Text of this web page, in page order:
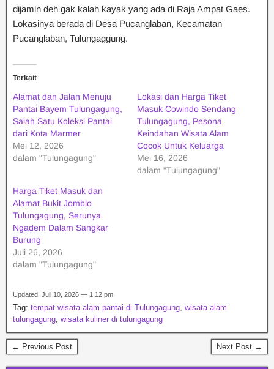
dijamin deh gak kalah kayak yang ada di Raja Ampat Gaes.
Lokasinya berada di Desa Pucanglaban, Kecamatan
Pucanglaban, Tulungaggung.
Terkait
Alamat dan Jalan Menuju
Pantai Bayem Tulungagung,
Salah Satu Koleksi Pantai
dari Kota Marmer
Mei 12, 2026
dalam "Tulungagung"
Lokasi dan Harga Tiket
Masuk Cowindo Sendang
Tulungagung, Pesona
Keindahan Wisata Alam
Cocok Untuk Keluarga
Mei 16, 2026
dalam "Tulungagung"
Harga Tiket Masuk dan
Alamat Bukit Jomblo
Tulungagung, Serunya
Ngadem Dalam Sangkar
Burung
Juli 26, 2026
dalam "Tulungagung"
Updated: Juli 10, 2026 — 1:12 pm
Tag: tempat wisata alam pantai di Tulungagung, wisata alam
tulungagung, wisata kuliner di tulungagung
← Previous Post Next Post →